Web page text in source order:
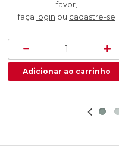
favor,
faça login ou cadastre-se